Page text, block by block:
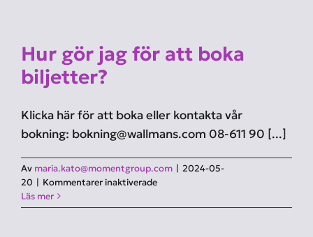
dricka?
Hur gör jag för att boka
biljetter?
Klicka här för att boka eller kontakta vår
bokning: bokning@wallmans.com 08-611 90 [...]
Av maria.kato@momentgroup.com | 2024-05-
20 | Kommentarer inaktiveradeför
gör
Läs mer